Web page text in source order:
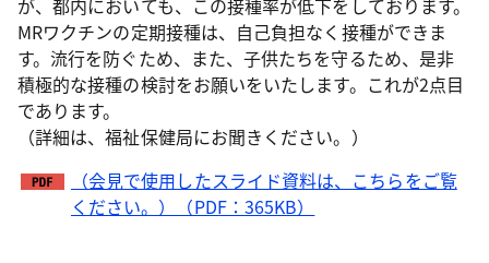
が、都内においても、この接種率が低下をしております。
MRワクチンの定期接種は、自己負担なく接種ができま
す。流行を防ぐため、また、子供たちを守るため、是非
積極的な接種の検討をお願いをいたします。これが2点目
であります。
（詳細は、福祉保健局にお聞きください。）
（会見で使用したスライド資料は、こちらをご覧
ください。）（PDF：365KB）